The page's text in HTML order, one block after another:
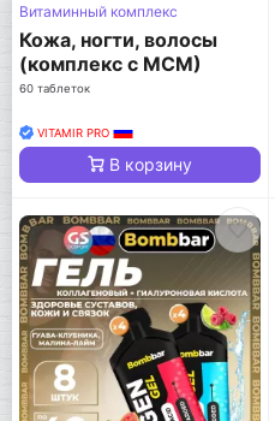
Витаминный комплекс
Кожа, ногти, волосы
(комплекс с МСМ)
60 таблеток
VITAMIR PRO
В корзину